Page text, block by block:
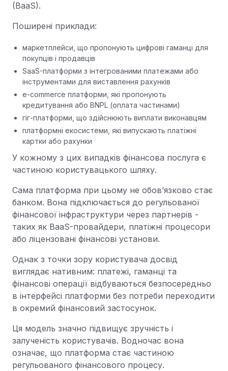
(BaaS).
Поширені приклади:
маркетплейси, що пропонують цифрові гаманці для
покупців і продавців
SaaS-платформи з інтегрованими платежами або
інструментами для виставлення рахунків
e-commerce платформи, які пропонують
кредитування або BNPL (оплата частинами)
гіг-платформи, що здійснюють виплати виконавцям
платформні екосистеми, які випускають платіжні
картки або рахунки
У кожному з цих випадків фінансова послуга є
частиною користувацького шляху.
Сама платформа при цьому не обов’язково стає
банком. Вона підключається до регульованої
фінансової інфраструктури через партнерів -
таких як BaaS-провайдери, платіжні процесори
або ліцензовані фінансові установи.
Однак з точки зору користувача досвід
виглядає нативним: платежі, гаманці та
фінансові операції відбуваються безпосередньо
в інтерфейсі платформи без потреби переходити
в окремий фінансовий застосунок.
Ця модель значно підвищує зручність і
залученість користувачів. Водночас вона
означає, що платформа стає частиною
регульованого фінансового процесу.